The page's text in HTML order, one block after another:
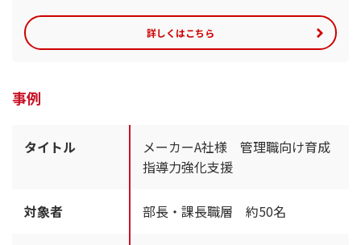
詳しくはこちら
事例
タイトル
メーカーA社様 管理職向け育成
指導力強化支援
対象者 部長・課長職層 約50名